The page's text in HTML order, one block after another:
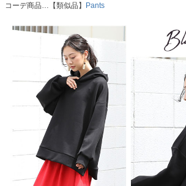
コーデ商品…【類似品】 Pants